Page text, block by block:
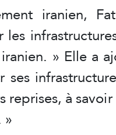
iranien,
» Elle a
à